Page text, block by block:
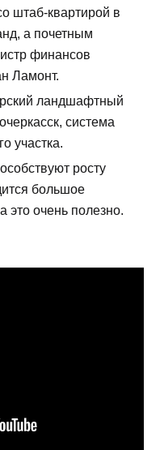
штаб-квартирой в
а почетным
финансов
Ламонт.
ландшафтный
система
участка.
росту
большое
это очень полезно.